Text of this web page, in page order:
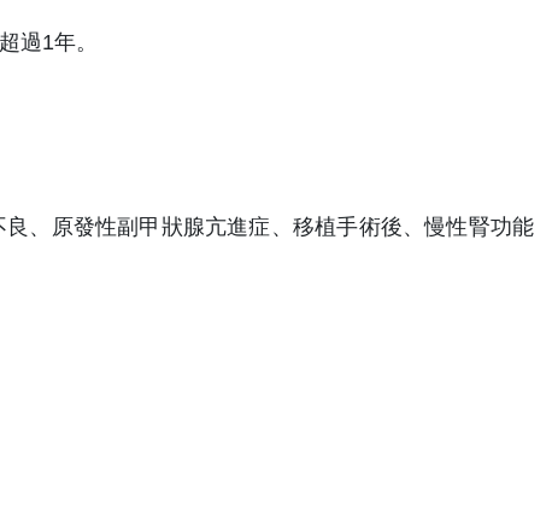
過1年。
、原發性副甲狀腺亢進症、移植手術後、慢性腎功能